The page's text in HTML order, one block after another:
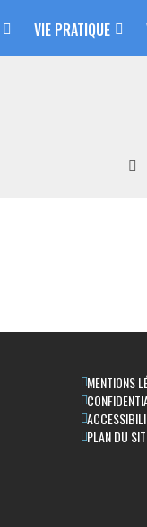
VIE PRATIQUE
MENTIONS
PLAN DU